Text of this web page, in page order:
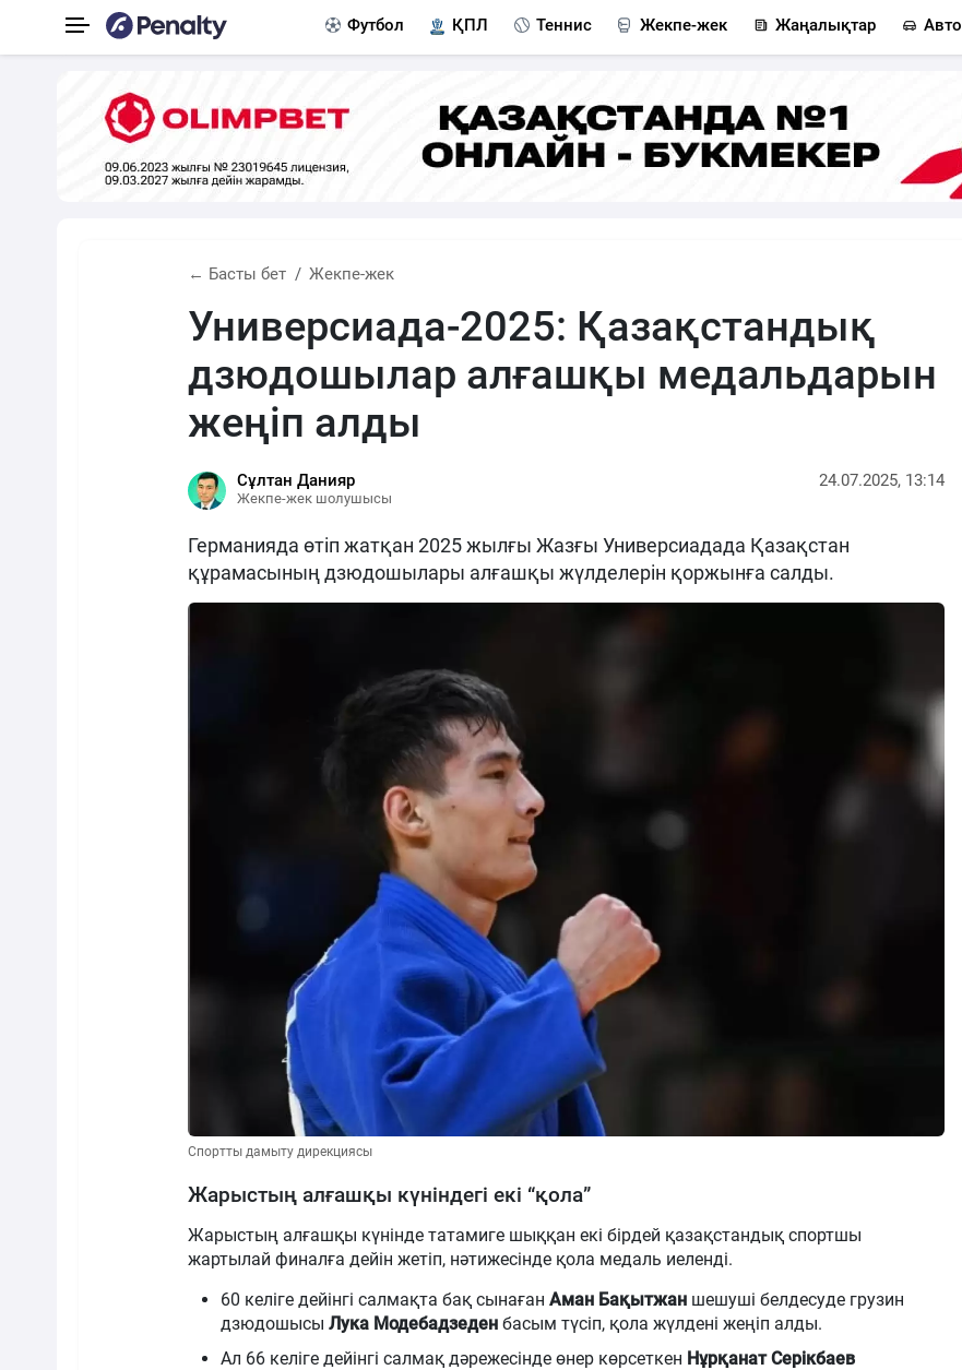
Футбол ҚПЛ Теннис Жекпе-жек Жаңалықтар Авто
← Басты бет Жекпе-жек
Универсиада-2025: Қазақстандық
дзюдошылар алғашқы медальдарын
жеңіп алды
Сұлтан Данияр
Жекпе-жек шолушысы
24.07.2025, 13:14
Германияда өтіп жатқан 2025 жылғы Жазғы Универсиадада Қазақстан
құрамасының дзюдошылары алғашқы жүлделерін қоржынға салды.
Спортты дамыту дирекциясы
Жарыстың алғашқы күніндегі екі “қола”
Жарыстың алғашқы күнінде татамиге шыққан екі бірдей қазақстандық спортшы
жартылай финалға дейін жетіп, нәтижесінде қола медаль иеленді.
60 келіге дейінгі салмақта бақ сынаған Аман Бақытжан шешуші белдесуде грузин
дзюдошысы Лука Модебадзеден басым түсіп, қола жүлдені жеңіп алды.
Ал 66 келіге дейінгі салмақ дәрежесінде өнер көрсеткен Нұрқанат Серікбаев